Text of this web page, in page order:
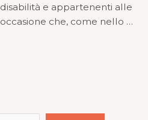
e appartenenti alle
che, come nello …